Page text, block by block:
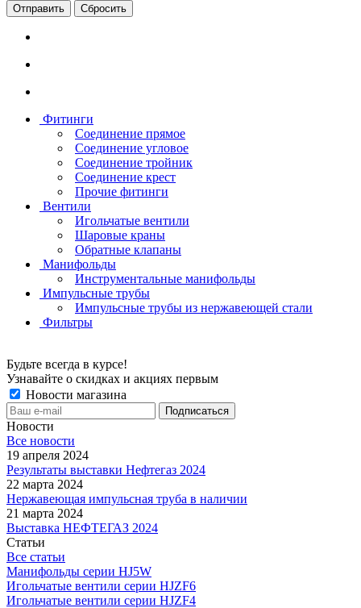
Сбросить
Фитинги
Соединение прямое
Соединение угловое
Соединение тройник
Соединение крест
Прочие фитинги
Вентили
Игольчатые вентили
Шаровые краны
Обратные клапаны
Манифольды
Инструментальные манифольды
Импульсные трубы
Импульсные трубы из нержавеющей стали
Фильтры
Будьте всегда в курсе!
Узнавайте о скидках и акциях первым
Новости магазина
Новости
Все новости
19 апреля 2024
Результаты выставки Нефтегаз 2024
22 марта 2024
Нержавеющая импульсная труба в наличии
21 марта 2024
Выставка НЕФТЕГАЗ 2024
Статьи
Все статьи
Манифольды серии HJ5W
Игольчатые вентили серии HJZF6
Игольчатые вентили серии HJZF4